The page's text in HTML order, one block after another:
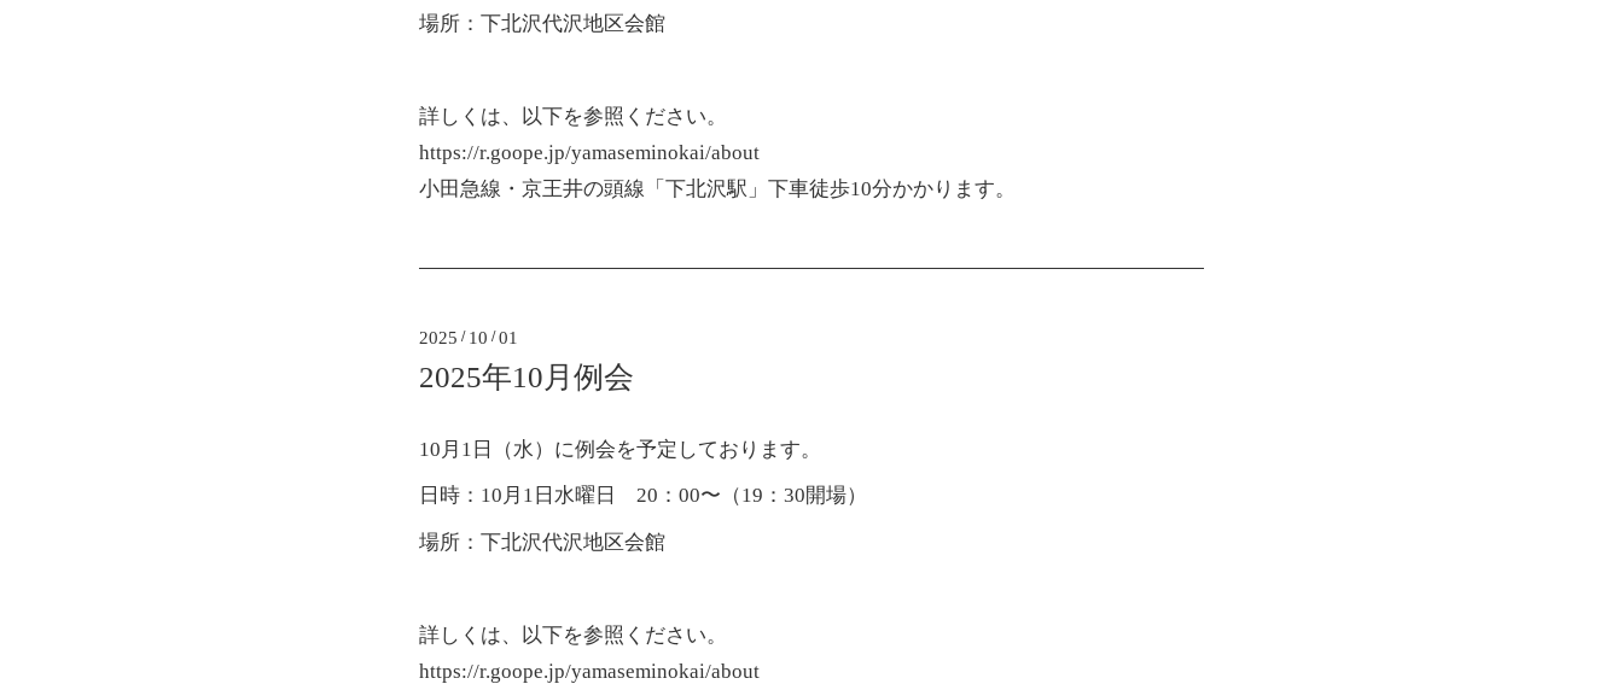
場所：下北沢代沢地区会館
詳しくは、以下を参照ください。
https://r.goope.jp/yamaseminokai/about
小田急線・京王井の頭線「下北沢駅」下車徒歩10分かかります。
2025 / 10 /01
2025年10月例会
10月1日（水）に例会を予定しております。
日時：10月1日水曜日 20：00〜（19：30開場）
場所：下北沢代沢地区会館
詳しくは、以下を参照ください。
https://r.goope.jp/yamaseminokai/about